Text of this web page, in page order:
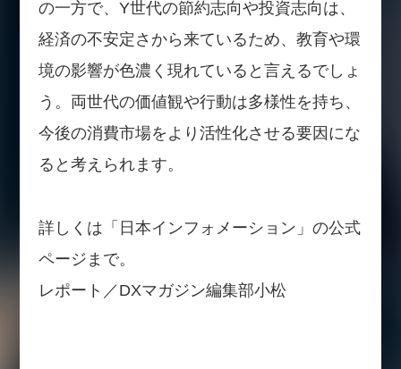
の一方で、Y世代の節約志向や投資志向は、
経済の不安定さから来ているため、教育や環
境の影響が色濃く現れていると言えるでしょ
う。両世代の価値観や行動は多様性を持ち、
今後の消費市場をより活性化させる要因にな
ると考えられます。
詳しくは「日本インフォメーション」の公式
ページまで。
レポート／DXマガジン編集部小松